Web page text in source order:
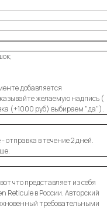
добавляется
желаемую надпись (
(+1000 руб) выбираем "да").
отправка в течение 2 дней.
что представляет из себя
Reticule в России. Авторский
требовательными